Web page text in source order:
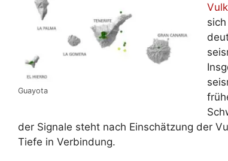
Guayota
der Signale steht nach Einschätzung der
Tiefe in Verbindung.